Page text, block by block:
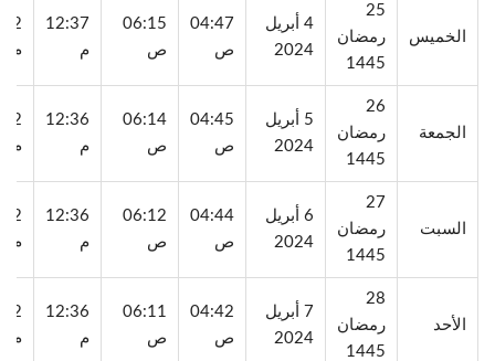
الخميس
25
رمضان
1445
4 أبريل
2024
04:47
ص
06:15
ص
12:37
م
م
الجمعة
26
رمضان
1445
5 أبريل
2024
04:45
ص
06:14
ص
12:36
م
م
السبت
27
رمضان
1445
6 أبريل
2024
04:44
ص
06:12
ص
12:36
م
م
الأحد
28
رمضان
1445
7 أبريل
2024
04:42
ص
06:11
ص
12:36
م
م